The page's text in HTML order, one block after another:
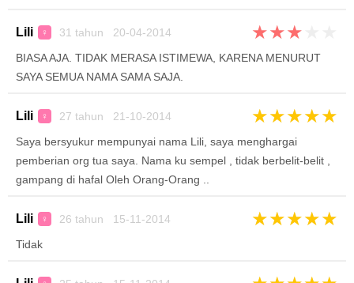
Lili ♀ 31 tahun 20-04-2014 ★★★
BIASA AJA. TIDAK MERASA ISTIMEWA, KARENA MENURUT
SAYA SEMUA NAMA SAMA SAJA.
Lili ♀ 27 tahun 21-10-2014 ★★★★★
Saya bersyukur mempunyai nama Lili, saya menghargai
pemberian org tua saya. Nama ku sempel , tidak berbelit-belit ,
gampang di hafal Oleh Orang-Orang ..
Lili ♀ 26 tahun 15-11-2014 ★★★★★
Tidak